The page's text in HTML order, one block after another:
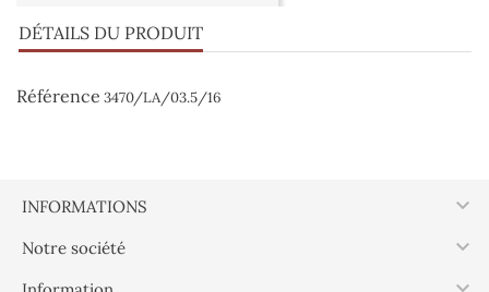
DÉTAILS DU PRODUIT
Référence 3470/LA/03.5/16
INFORMATIONS 
Notre société 